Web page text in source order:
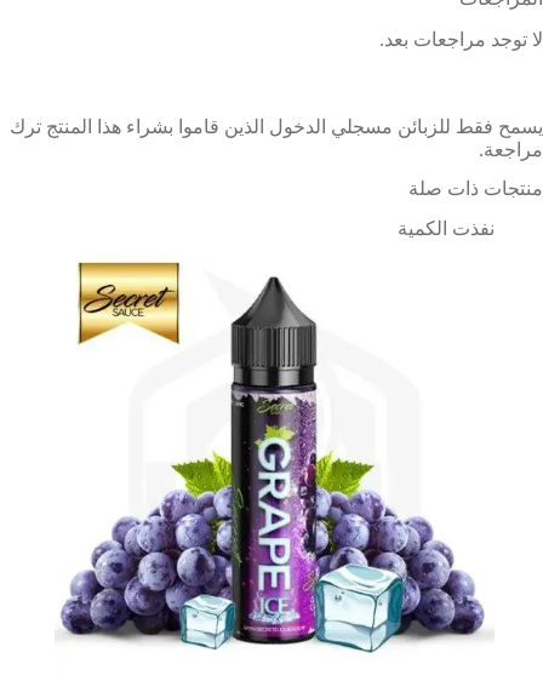
لا توجد مراجعات بعد.
يسمح فقط للزبائن مسجلي الدخول الذين قاموا بشراء هذا المنتج ترك
مراجعة.
منتجات ذات صلة
نفذت الكمية